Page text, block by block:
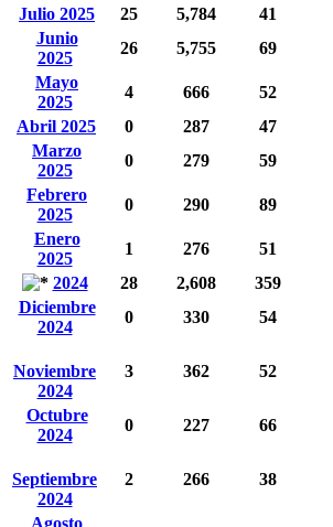
Julio 2025
25 5,784 41
Junio
2025
26 5,755 69
Mayo
2025
4 666 52
Abril 2025
0 287 47
Marzo
2025
0 279 59
Febrero
2025
0 290 89
Enero
2025
1 276 51
2024
28 2,608 359
Diciembre
2024
0 330 54
Noviembre
2024
3 362 52
Octubre
2024
0 227 66
Septiembre
2024
2 266 38
Agosto